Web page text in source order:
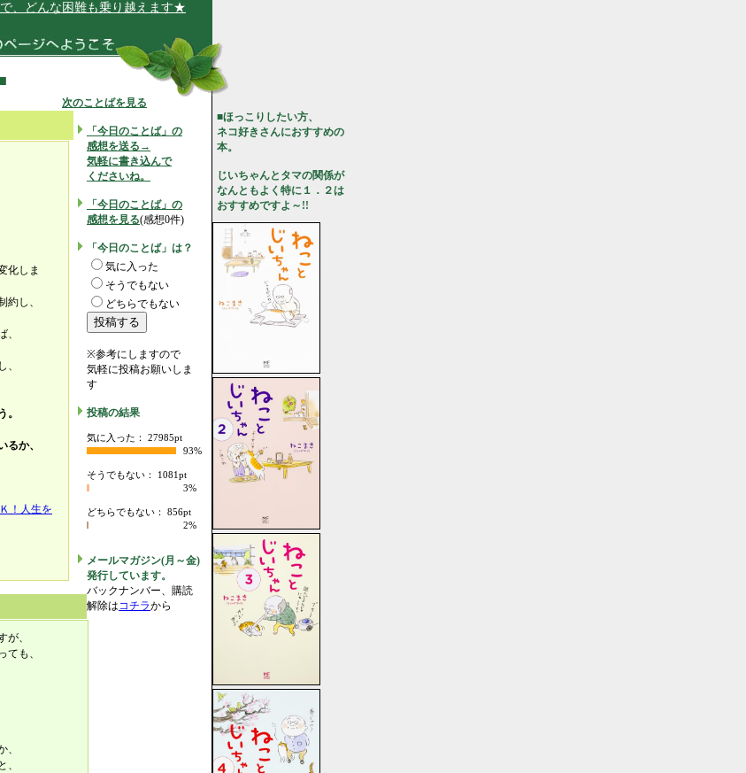
どんな困難も乗り越えます★
次のことばを見る
化しま
約し、
、
、
。
るか、
！人生を
が、
ても、
、
、
「今日のことば」の
感想を送る→
気軽に書き込んで
くださいね。
「今日のことば」の
感想を見る(感想0件)
「今日のことば」は？
気に入った
そうでもない
どちらでもない
※参考にしますので
気軽に投稿お願いしま
す
投稿の結果
気に入った： 27985pt
93%
そうでもない： 1081pt
3%
どちらでもない： 856pt
2%
メールマガジン(月～金)
発行しています。
バックナンバー、購読
解除はコチラから
■ほっこりしたい方、
ネコ好きさんにおすすめの
本。
じいちゃんとタマの関係が
なんともよく特に１．２は
おすすめですよ～!!